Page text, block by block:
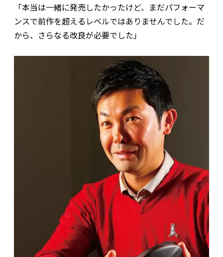
「本当は一緒に発売したかったけど、まだパフォーマ
ンスで前作を超えるレベルではありませんでした。だ
から、さらなる改良が必要でした」